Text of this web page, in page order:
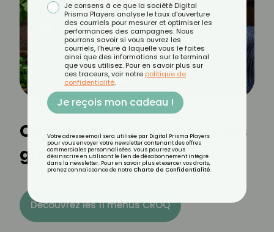
Comment bien cuisiner les
girolles ?
Découvrez les 11 menus CROQ
Je consens à ce que la société Digital
Prisma Players analyse le taux d'ouverture
des courriels pour mesurer et optimiser les
performances des campagnes. Nous
pourrons savoir si vous ouvrez les
courriels, l'heure à laquelle vous le faites
ainsi que des informations sur le terminal
que vous utilisez. Pour en savoir plus sur
ces traceurs, voir notre politique de
confidentialité.
Je reçois mon cadeau !
Votre adresse email sera utilisée par Digital Prisma Players
pour vous envoyer votre newsletter contenant des offres
commerciales personnalisées. Vous pourrez vous
désinscrire en utilisant le lien de désabonnement intégré
dans la newsletter. Pour en savoir plus et exercer vos droits,
prenez connaissance de notre Charte de Confidentialité.